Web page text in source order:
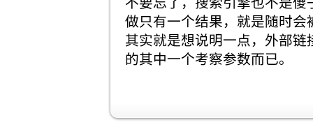
不要忘了，搜索引擎也不是
做只有一个结果，就是随时
其实就是想说明一点，外部
的其中一个考察参数而已。